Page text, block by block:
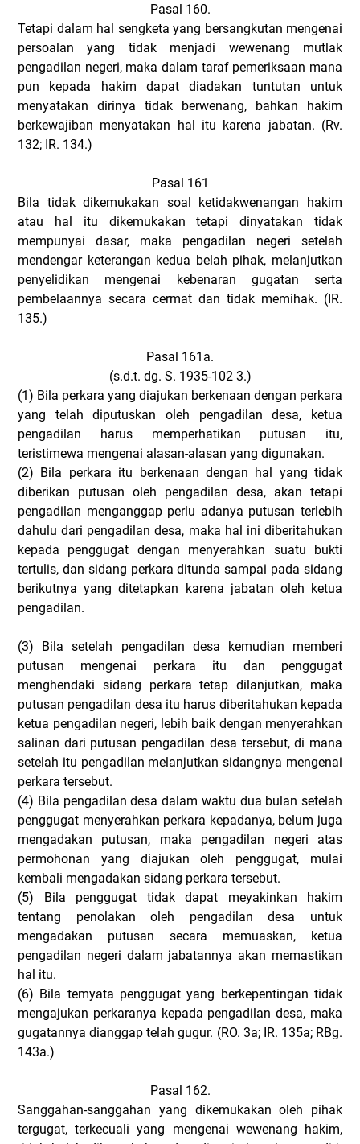
Pasal 160.
Tetapi dalam hal sengketa yang bersangkutan mengenai
persoalan yang tidak menjadi wewenang mutlak
pengadilan negeri, maka dalam taraf pemeriksaan mana
pun kepada hakim dapat diadakan tuntutan untuk
menyatakan dirinya tidak berwenang, bahkan hakim
berkewajiban menyatakan hal itu karena jabatan. (Rv.
132; IR. 134.)
Pasal 161
Bila tidak dikemukakan soal ketidakwenangan hakim
atau hal itu dikemukakan tetapi dinyatakan tidak
mempunyai dasar, maka pengadilan negeri setelah
mendengar keterangan kedua belah pihak, melanjutkan
penyelidikan mengenai kebenaran gugatan serta
pembelaannya secara cermat dan tidak memihak. (IR.
135.)
Pasal 161a.
(s.d.t. dg. S. 1935-102 3.)
(1) Bila perkara yang diajukan berkenaan dengan perkara
yang telah diputuskan oleh pengadilan desa, ketua
pengadilan harus memperhatikan putusan itu,
teristimewa mengenai alasan-alasan yang digunakan.
(2) Bila perkara itu berkenaan dengan hal yang tidak
diberikan putusan oleh pengadilan desa, akan tetapi
pengadilan menganggap perlu adanya putusan terlebih
dahulu dari pengadilan desa, maka hal ini diberitahukan
kepada penggugat dengan menyerahkan suatu bukti
tertulis, dan sidang perkara ditunda sampai pada sidang
berikutnya yang ditetapkan karena jabatan oleh ketua
pengadilan.
(3)
Bila setelah pengadilan desa kemudian memberi
putusan mengenai perkara itu dan penggugat
menghendaki sidang perkara tetap dilanjutkan, maka
putusan pengadilan desa itu harus diberitahukan kepada
ketua pengadilan negeri, lebih baik dengan menyerahkan
salinan dari putusan pengadilan desa tersebut, di mana
setelah itu pengadilan melanjutkan sidangnya mengenai
perkara tersebut.
(4) Bila pengadilan desa dalam waktu dua bulan setelah
penggugat menyerahkan perkara kepadanya, belum juga
mengadakan putusan, maka pengadilan negeri atas
permohonan yang diajukan oleh penggugat, mulai
kembali mengadakan sidang perkara tersebut.
(5)
Bila penggugat tidak dapat meyakinkan hakim
tentang penolakan oleh pengadilan desa untuk
mengadakan putusan secara memuaskan, ketua
pengadilan negeri dalam jabatannya akan memastikan
hal itu.
(6) Bila temyata penggugat yang berkepentingan tidak
mengajukan perkaranya kepada pengadilan desa, maka
gugatannya dianggap telah gugur. (RO. 3a; IR. 135a; RBg.
143a.)
Pasal 162.
Sanggahan-sanggahan yang dikemukakan oleh pihak
tergugat, terkecuali yang mengenai wewenang hakim,